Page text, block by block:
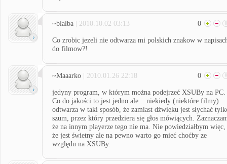
~blalba | 2010.10.02 03:13 0
Co zrobic jezeli nie odtwarza mi polskich znakow w
do filmow?!
~Maaarko | 2010.01.26 22:18 0
jedyny program, w którym można podejrzeć XSUBy na PC.
Co do jakości to jest jedno ale... niekiedy (niektóre filmy)
odtwarza w taki sposób, że zamiast dźwięku jest słychać
szum, przez który przedziera się głos mówiących.
że na innym playerze tego nie ma. Nie powiedziałbym więc,
że jest świetny ale na pewno warto go mieć choćby ze
względu na XSUBy.